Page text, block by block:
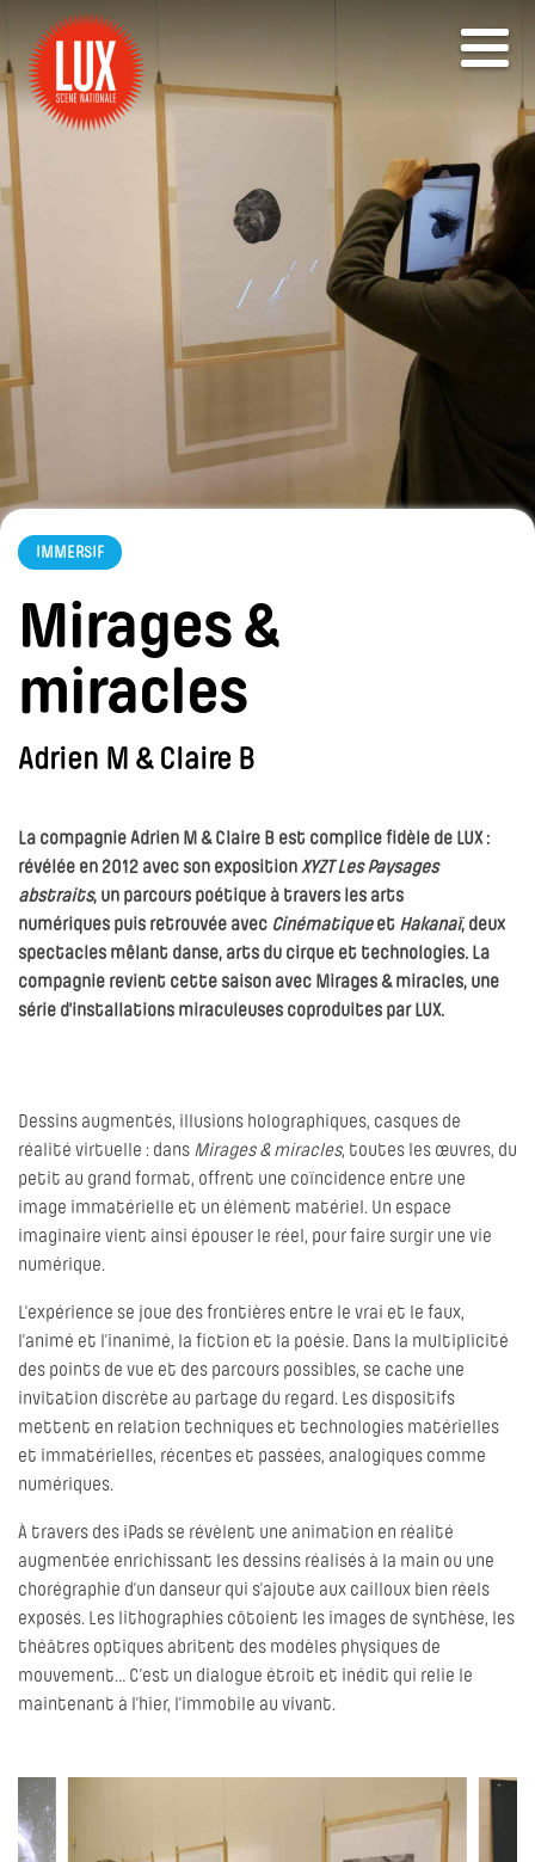
IMMERSIF
Mirages &
miracles
Adrien M & Claire B
La compagnie Adrien M & Claire B est complice fidèle de LUX :
révélée en 2012 avec son expositionXYZT Les Paysages
abstraits, un parcours poétique à travers les arts
numériques puis retrouvée avec Cinématiqueet Hakanaï, deux
spectacles mêlant danse, arts du cirque et technologies. La
compagnie revient cette saison avec Mirages & miracles, une
série d’installations miraculeuses coproduites par LUX.
Dessins augmentés, illusions holographiques, casques de
réalité virtuelle : dans Mirages & miracles, toutes les œuvres, du
petit au grand format, offrent une coïncidence entre une
image immatérielle et un élément matériel. Un espace
imaginaire vient ainsi épouser le réel, pour faire surgir une vie
numérique.
L’expérience se joue des frontières entre le vrai et le faux,
l’animé et l’inanimé, la fiction et la poésie. Dans la multiplicité
des points de vue et des parcours possibles, se cache une
invitation discrète au partage du regard. Les dispositifs
mettent en relation techniques et technologies matérielles
et immatérielles, récentes et passées, analogiques comme
numériques.
À travers des iPads se révèlent une animation en réalité
augmentée enrichissant les dessins réalisés à la main ou une
chorégraphie d’un danseur qui s’ajoute aux cailloux bien réels
exposés. Les lithographies côtoient les images de synthèse, les
théâtres optiques abritent des modèles physiques de
mouvement… C’est un dialogue étroit et inédit qui relie le
maintenant à l’hier, l’immobile au vivant.